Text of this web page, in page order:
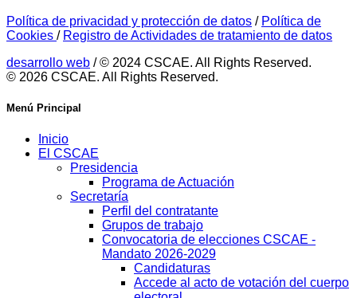
Política de privacidad y protección de datos / Política de
Cookies / Registro de Actividades de tratamiento de datos
desarrollo web / © 2024 CSCAE. All Rights Reserved.
© 2026 CSCAE. All Rights Reserved.
Menú Principal
Inicio
El CSCAE
Presidencia
Programa de Actuación
Secretaría
Perfil del contratante
Grupos de trabajo
Convocatoria de elecciones CSCAE -
Mandato 2026-2029
Candidaturas
Accede al acto de votación del cuerpo